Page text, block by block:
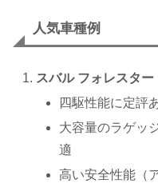
人気車種例
スバル フォレスター
四駆性能に定評
大容量のラゲッ
適
高い安全性能（